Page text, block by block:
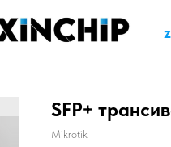
SFP+
Mikrotik